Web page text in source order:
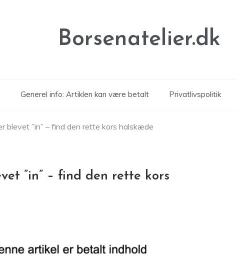
Borsenatelier.dk
Generel info: Artiklen kan være betalt Privatlivspolitik
blevet ”in” – find den rette kors halskæde
”in” – find den rette kors